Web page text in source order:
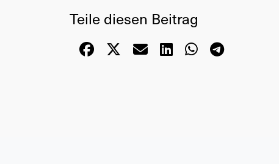
Teile diesen Beitrag